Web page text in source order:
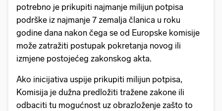
potrebno je prikupiti najmanje milijun potpisa
podrške iz najmanje 7 zemalja članica u roku
godine dana nakon čega se od Europske komisije
može zatražiti postupak pokretanja novog ili
izmjene postojećeg zakonskog akta.
Ako inicijativa uspije prikupiti milijun potpisa,
Komisija je dužna predložiti tražene zakone ili
odbaciti tu mogućnost uz obrazloženje zašto to